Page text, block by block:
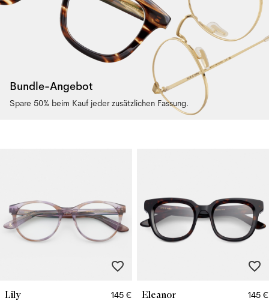
Bundle-Angebot
Spare 50% beim Kauf jeder zusätzlichen Fassung.
Lily
145 €
Eleanor
145 €